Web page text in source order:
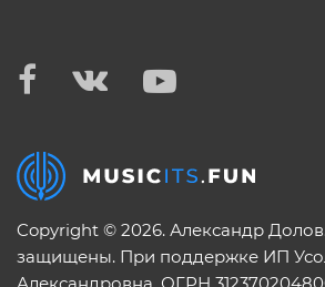
Copyright © 2026. Александр
защищены. При поддержке ИП